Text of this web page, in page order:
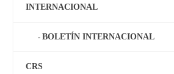
INTERNACIONAL
BOLETÍN INTERNACIONAL
CRS